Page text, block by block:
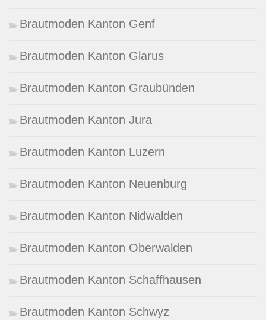
Brautmoden Kanton Genf
Brautmoden Kanton Glarus
Brautmoden Kanton Graubünden
Brautmoden Kanton Jura
Brautmoden Kanton Luzern
Brautmoden Kanton Neuenburg
Brautmoden Kanton Nidwalden
Brautmoden Kanton Oberwalden
Brautmoden Kanton Schaffhausen
Brautmoden Kanton Schwyz